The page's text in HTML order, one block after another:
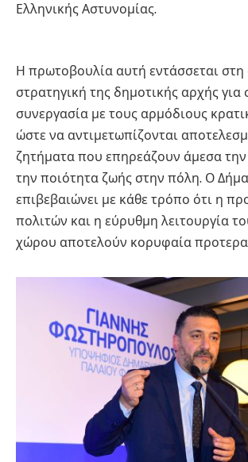
Ελληνικής Αστυνομίας.
Η πρωτοβουλία αυτή εντάσσεται στη
στρατηγική της δημοτικής αρχής για
συνεργασία με τους αρμόδιους
ώστε να αντιμετωπίζονται
ζητήματα που επηρεάζουν άμεσα
την ποιότητα ζωής στην πόλη. Ο
επιβεβαιώνει με κάθε τρόπο ότι η
πολιτών και η εύρυθμη λειτουργία
χώρου αποτελούν κορυφαία